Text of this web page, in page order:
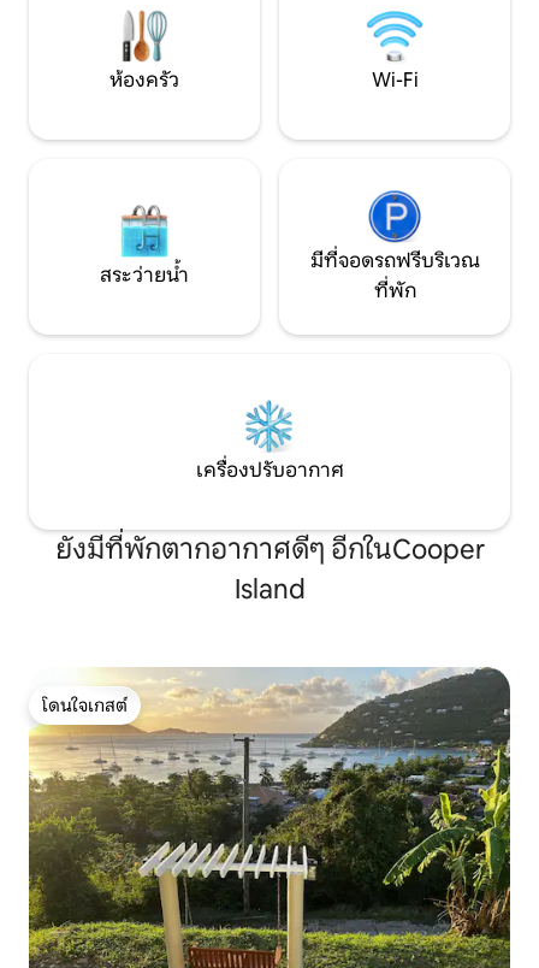
บ้านทั้งหลังมีเครื่องปรับอากาศ 2 ห้องนอน
พร้อมระเบียงส่วนตัวและห้องนอนทุกห้อง
พร้อมเตียงคิงไซส์พร้อมที่นอนคุณภาพ มี
ระบบ Sonos ที่สามารถควบคุมได้จาก
ขนาด 65 นิ้วและทีวีขนาด 50 นิ้วที่ซ่อนอยู่ใน
พื้นที่ที่นั่งสบายๆชั้นบน นอกจากนี้บ้านยังมี
เพิ่งสร้างเสร็จและเป็นของสถาปนิกท้องถิ่น
ของ % 3 $ sI ที่พยายามทำให้บ้านประหยัด
พลังงานมากที่สุดเท่าที่จะเป็นไปได้ การร่วม
มือกับช่างฝีมือท้องถิ่นและช่างฝีมือวิลล่า
Point ที่เป็นมิตรไม่เหมือนใครที่พักแต่ละ
สิ่งอำนวยความสะดวกที่จำเป็นแต่มักจะ
รู้สึกเหมือนคุณเป็นคนเดียวที่อยู่บนจุดที่
เงียบสงบเหมาะสำหรับผู้ที่ต้องการแรง
บันดาลใจและความเงียบสงบ ภูมิประเทศ
ได้แนบรายชื่อบริษัทตัวแทนให้เช่ามาด้วย
ห้องพักแต่ละห้องมีบรรยากาศพิเศษไม่
เหมือนใครสองในสามห้องมีห้องน้ำในตัว
ห้องนอนใหญ่มีดาดฟ้าสองห้องมีห้องน้ำ
ขนาดใหญ่พิเศษพร้อมห้องสุขาแยกต่าง
ที่มีวิวที่โดดเด่น ห้องนอนที่สามมีวิวที่น่าทึ่ง
พร้อมทางเข้าดาดฟ้าสระว่ายน้ำโดยตรง ไม่
ว่าคุณจะต้องการทำอาหารหรือจ้างพ่อครัว
Naku มีเตาแก๊ส Blue Star และเตาย่างนโป
เลียนสำหรับการใช้งานของคุณ ครัวมีตู้เย็น
ขนาด 60 ”ตู้แช่แข็งเครื่องใช้ไฟฟ้าพร้อม
เครื่องชงกาแฟเอสเปรสโซ Breville Barista..
ห่างจากบริเวณที่นั่งด้านบนเป็นพื้นที่ปลูก
ไม้เลื้อยที่มีหลุมไฟกลางล้อมรอบด้วยเก้าอี้
Adirondack ที่มองเห็นได้คือ Buda ขนาด
ยักษ์ของเราพร้อมกับประติมากรรมบาหลี
อื่นๆที่อยู่บนสวนเป็นเปลญวนขนาดคิงไซส์
ของเราสำหรับการพักผ่อนยามบ่ายหรือ
เหมาะสำหรับการ
ฉลอง
ห้องครัว Wi-Fi
สระว่ายน้ำ
มีที่จอดรถฟรีบริเวณ
ที่พัก
เครื่องปรับอากาศ
ยังมีที่พักตากอากาศดีๆ อีกในCooper
Island
โดนใจเกสต์
โดนใจเกสต์